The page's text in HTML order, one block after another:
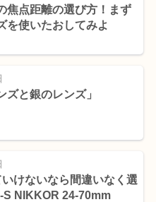
焦点距離の選び方！まず
を使いたおしてみよ
ズと銀のレンズ」
けないなら間違いなく選
S NIKKOR 24-70mm